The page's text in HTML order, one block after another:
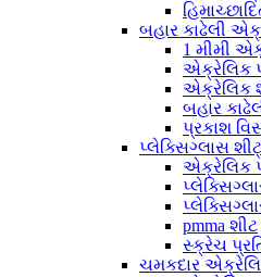
બહાર કાઢેલી
1 મીમી
એક્રેલિક
એક્રેલિક
બહાર
પ્રકાશ
પ્લેક્સિગ્લાસ
એક્રેલિક
pmma શીટ
સ્ક્રેચ
ચમકદાર